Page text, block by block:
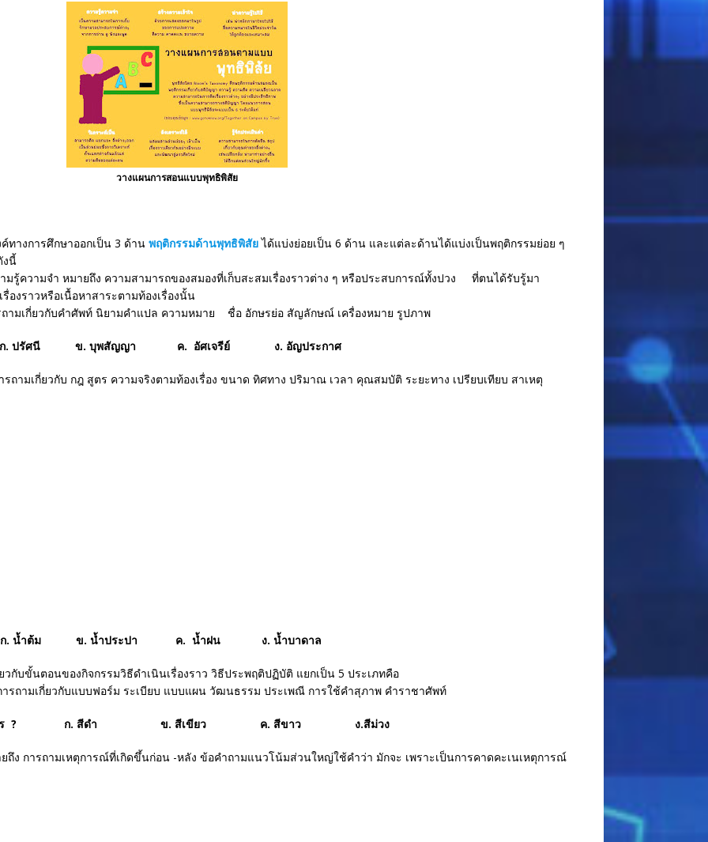
วางแผนการสอนแบบพุทธิพิสัย
งการศึกษาออกเป็น 3 ด้าน พฤติกรรมด้านพุทธิพิสัยได้แบ่งย่อยเป็น 6 ด้าน และแต่ละด้านได้แบ่งเป็นพฤติกรรมย่อย ๆ
งนี้
มจำ หมายถึง ความสามารถของสมองที่เก็บสะสมเรื่องราวต่าง ๆ หรือประสบการณ์ทั้งปวง ที่ตนได้รับรู้มา
องราวหรือเนื้อหาสาระตามท้องเรื่องนั้น
ามเกี่ยวกับคำศัพท์ นิยามคำแปล ความหมาย ชื่อ อักษรย่อ สัญลักษณ์ เครื่องหมาย รูปภาพ
ร ? ก. ปรัศนี ข. บุพสัญญา ค. อัศเจรีย์ ง. อัญประกาศ
ถามเกี่ยวกับ กฎ สูตร ความจริงตามท้องเรื่อง ขนาด ทิศทาง ปริมาณ เวลา คุณสมบัติ ระยะทาง เปรียบเทียบ สาเหตุ
? ก. น้ำต้ม ข. น้ำประปา ค. น้ำฝน ง. น้ำบาดาล
วกับขั้นตอนของกิจกรรมวิธีดำเนินเรื่องราว วิธีประพฤติปฏิบัติ แยกเป็น 5 ประเภทคือ
รถามเกี่ยวกับแบบฟอร์ม ระเบียบ แบบแผน วัฒนธรรม ประเพณี การใช้คำสุภาพ คำราชาศัพท์
ช้เสื้อผ้าสีอะไร ? ก. สีดำ ข. สีเขียว ค. สีขาว ง.สีม่วง
ถึง การถามเหตุการณ์ที่เกิดขึ้นก่อน -หลัง ข้อคำถามแนวโน้มส่วนใหญ่ใช้คำว่า มักจะ เพราะเป็นการคาดคะเนเหตุการณ์